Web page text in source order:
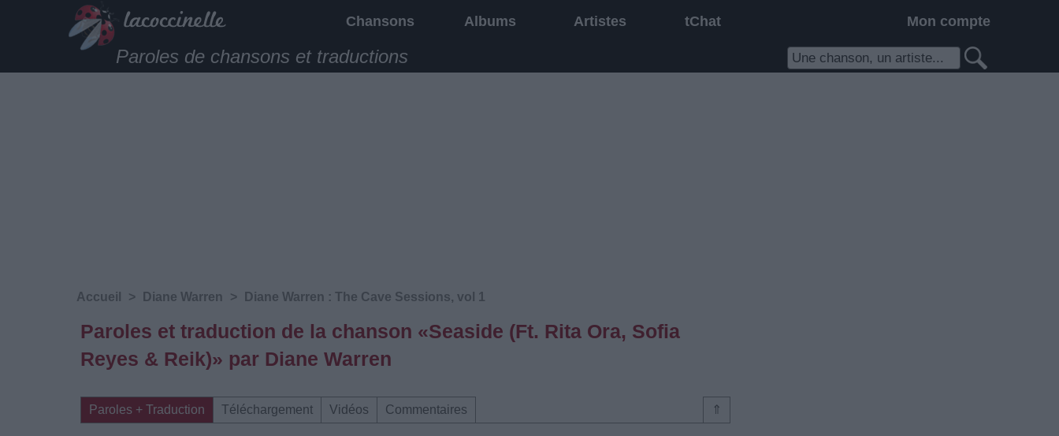
Chansons Albums Artistes tChat Mon compte
Paroles de chansons et traductions
Accueil > Diane Warren > Diane Warren : The Cave Sessions, vol 1
Paroles et traduction de la chanson «Seaside (Ft. Rita Ora, Sofia
Reyes & Reik)» par Diane Warren
⇑
Paroles + Traduction Téléchargement Vidéos Commentaires